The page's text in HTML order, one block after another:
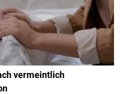
vermeintlich